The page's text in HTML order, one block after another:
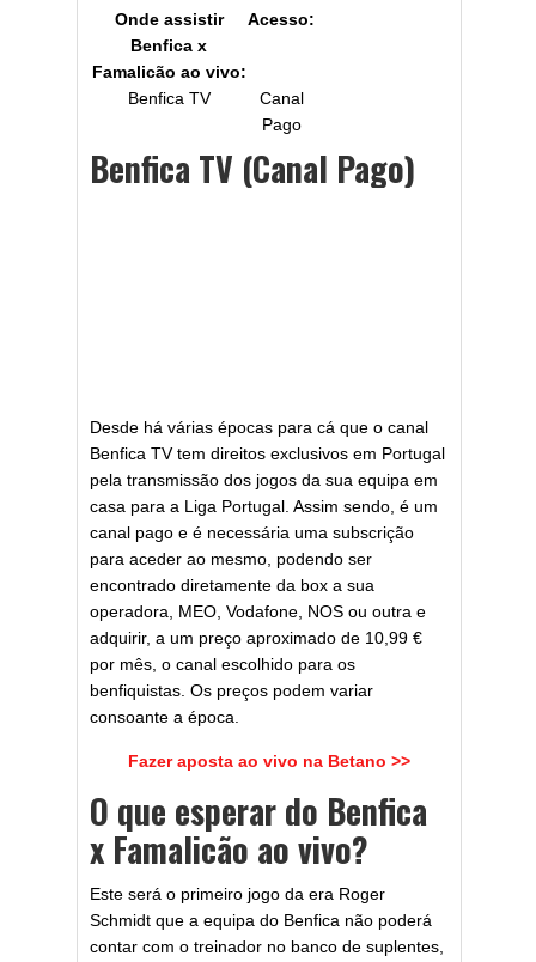
Onde assistir
Benfica x
Famalicão ao vivo:
Acesso:
Benfica TV
Canal
Pago
Benfica TV (Canal Pago)
Desde há várias épocas para cá que o canal
Benfica TV tem direitos exclusivos em Portugal
pela transmissão dos jogos da sua equipa em
casa para a Liga Portugal. Assim sendo, é um
canal pago e é necessária uma subscrição
para aceder ao mesmo, podendo ser
encontrado diretamente da box a sua
operadora, MEO, Vodafone, NOS ou outra e
adquirir, a um preço aproximado de 10,99 €
por mês, o canal escolhido para os
benfiquistas. Os preços podem variar
consoante a época.
Fazer aposta ao vivo na Betano >>
O que esperar do Benfica
x Famalicão ao vivo?
Este será o primeiro jogo da era Roger
Schmidt que a equipa do Benfica não poderá
contar com o treinador no banco de suplentes,